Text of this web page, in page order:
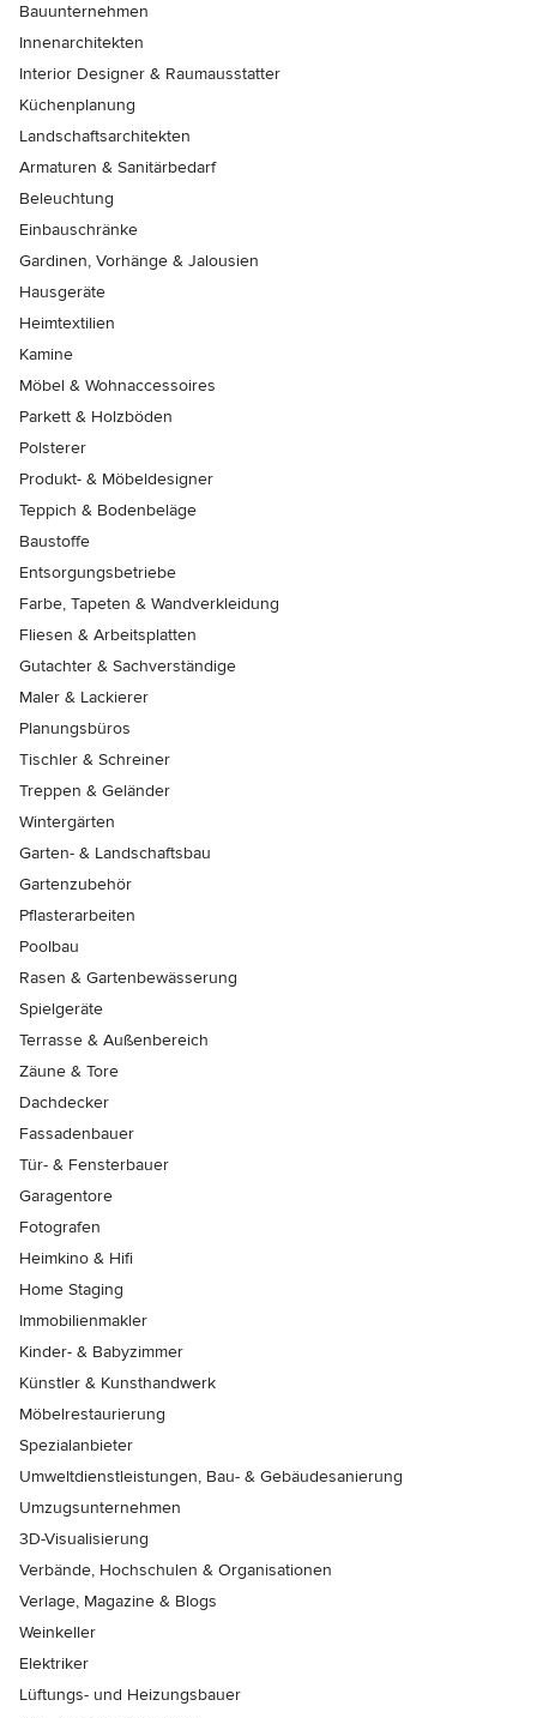
Bauunternehmen
Innenarchitekten
Interior Designer & Raumausstatter
Küchenplanung
Landschaftsarchitekten
Armaturen & Sanitärbedarf
Beleuchtung
Einbauschränke
Gardinen, Vorhänge & Jalousien
Hausgeräte
Heimtextilien
Kamine
Möbel & Wohnaccessoires
Parkett & Holzböden
Polsterer
Produkt- & Möbeldesigner
Teppich & Bodenbeläge
Baustoffe
Entsorgungsbetriebe
Farbe, Tapeten & Wandverkleidung
Fliesen & Arbeitsplatten
Gutachter & Sachverständige
Maler & Lackierer
Planungsbüros
Tischler & Schreiner
Treppen & Geländer
Wintergärten
Garten- & Landschaftsbau
Gartenzubehör
Pflasterarbeiten
Poolbau
Rasen & Gartenbewässerung
Spielgeräte
Terrasse & Außenbereich
Zäune & Tore
Dachdecker
Fassadenbauer
Tür- & Fensterbauer
Garagentore
Fotografen
Heimkino & Hifi
Home Staging
Immobilienmakler
Kinder- & Babyzimmer
Künstler & Kunsthandwerk
Möbelrestaurierung
Spezialanbieter
Umweltdienstleistungen, Bau- & Gebäudesanierung
Umzugsunternehmen
3D-Visualisierung
Verbände, Hochschulen & Organisationen
Verlage, Magazine & Blogs
Weinkeller
Elektriker
Lüftungs- und Heizungsbauer